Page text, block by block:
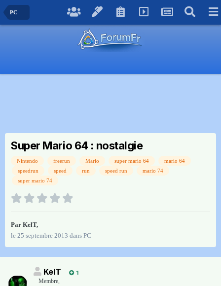
PC
Super Mario 64 : nostalgie
Nintendo freerun Mario super mario 64
mario 64
speedrun
speed run speed run
mario 74
super mario 74
Par KelT,
le 25 septembre 2013 dans PC
KelT
1
Membre,